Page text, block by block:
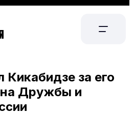
Кикабидзе за его
Дружбы и